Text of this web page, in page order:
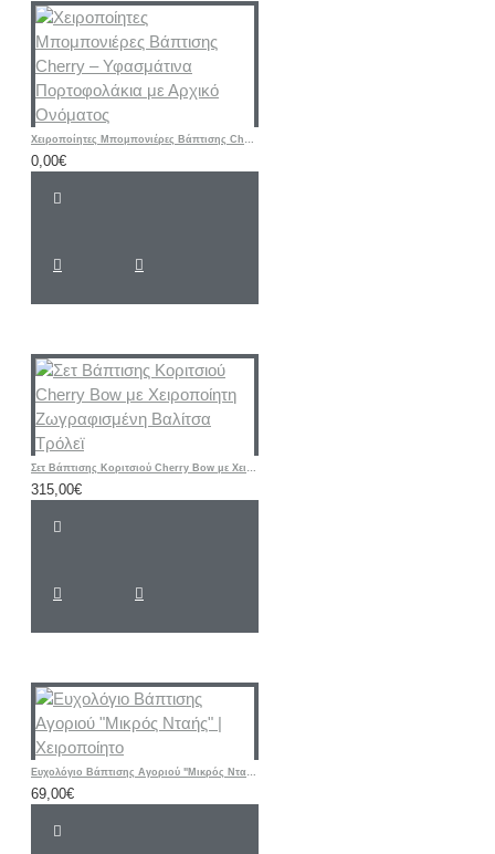
Χειροποίητες Μπομπονιέρες Βάπτισης Cherry – Υφασμάτινα Πορτοφολάκια με Αρχικό Ονόματος
0,00€
Σετ Βάπτισης Κοριτσιού Cherry Bow με Χειροποίητη Ζωγραφισμένη Βαλίτσα Τρόλεϊ
315,00€
Ευχολόγιο Βάπτισης Αγοριού "Μικρός Νταής" | Χειροποίητο
69,00€